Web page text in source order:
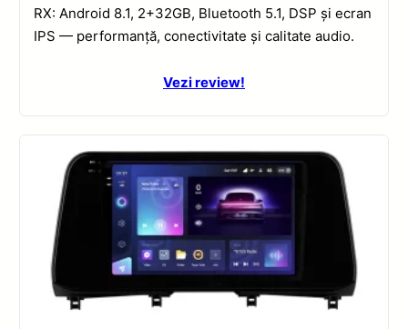
RX: Android 8.1, 2+32GB, Bluetooth 5.1, DSP și ecran
IPS — performanță, conectivitate și calitate audio.
Vezi review!